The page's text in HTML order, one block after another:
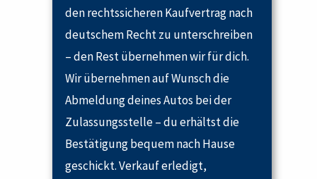
den rechtssicheren Kaufvertrag nach
deutschem Recht zu unterschreiben
– den Rest übernehmen wir für dich.
Wir übernehmen auf Wunsch die
Abmeldung deines Autos bei der
Zulassungsstelle – du erhältst die
Bestätigung bequem nach Hause
geschickt. Verkauf erledigt,